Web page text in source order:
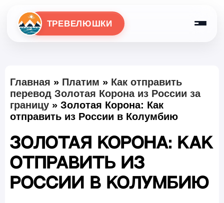
ТРЕВЕЛЮШКИ
Главная » Платим » Как отправить
перевод Золотая Корона из России за
границу » Золотая Корона: Как
отправить из России в Колумбию
Золотая Корона: Как
отправить из
России в Колумбию